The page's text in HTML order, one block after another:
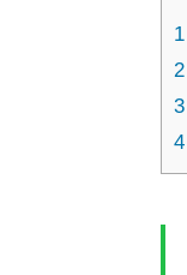
1
2
3
4